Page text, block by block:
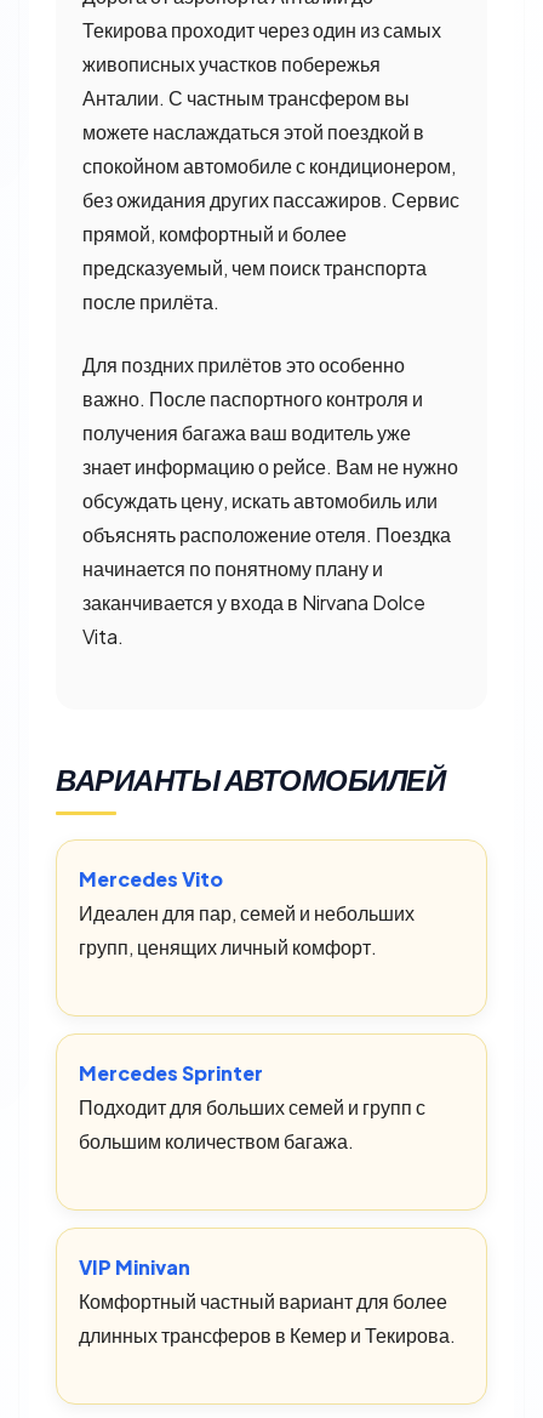
Текирова проходит через один из самых
живописных участков побережья
Анталии. С частным трансфером вы
можете наслаждаться этой поездкой в
спокойном автомобиле с кондиционером,
без ожидания других пассажиров. Сервис
прямой, комфортный и более
предсказуемый, чем поиск транспорта
после прилёта.
Для поздних прилётов это особенно
важно. После паспортного контроля и
получения багажа ваш водитель уже
знает информацию о рейсе. Вам не нужно
обсуждать цену, искать автомобиль или
объяснять расположение отеля. Поездка
начинается по понятному плану и
заканчивается у входа в Nirvana Dolce
Vita.
ВАРИАНТЫ АВТОМОБИЛЕЙ
Mercedes Vito
Идеален для пар, семей и небольших
групп, ценящих личный комфорт.
Mercedes Sprinter
Подходит для больших семей и групп с
большим количеством багажа.
VIP Minivan
Комфортный частный вариант для более
длинных трансферов в Кемер и Текирова.